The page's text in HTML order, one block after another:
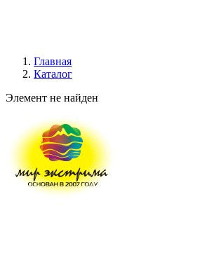
Главная
Каталог
Элемент не найден